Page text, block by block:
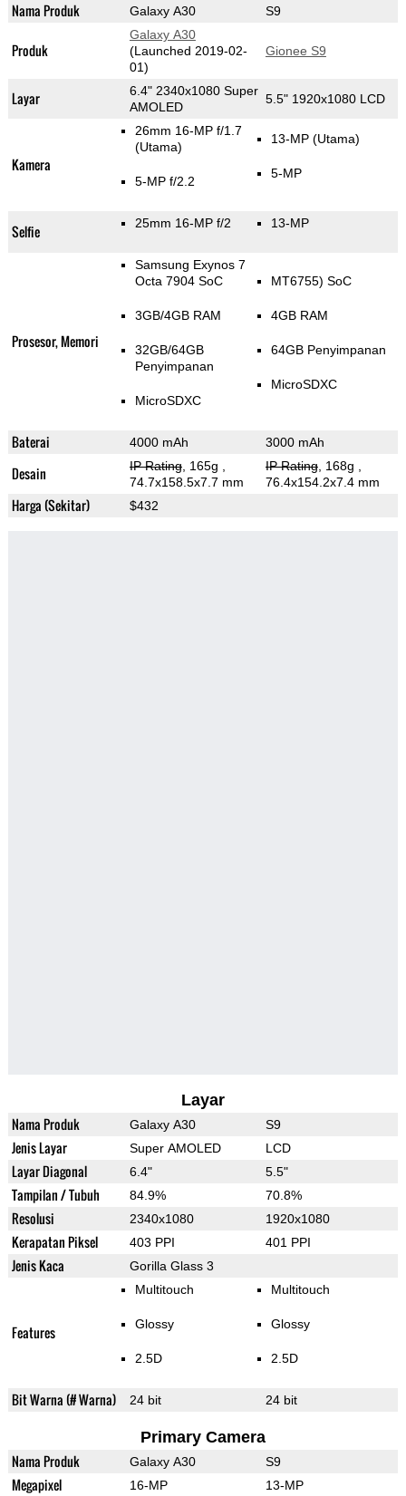
Nama Produk Galaxy A30 S9
Produk
Galaxy A30
(Launched 2019-02-
01)
Gionee S9
Layar
6.4" 2340x1080 Super
AMOLED
5.5" 1920x1080 LCD
Kamera
26mm 16-MP f/1.7
(Utama)
5-MP f/2.2
13-MP (Utama)
5-MP
Selfie 25mm 16-MP f/2 13-MP
Prosesor, Memori
Samsung Exynos 7
Octa 7904 SoC
3GB/4GB RAM
32GB/64GB
Penyimpanan
MicroSDXC
MT6755) SoC
4GB RAM
64GB Penyimpanan
MicroSDXC
Baterai 4000 mAh 3000 mAh
Desain IP Rating, 165g
74.7x158.5x7.7 mm
IP Rating, 168g
76.4x154.2x7.4 mm
Harga (Sekitar) $432
Layar
Nama Produk Galaxy A30 S9
Jenis Layar Super AMOLED LCD
Layar Diagonal 6.4" 5.5"
Tampilan / Tubuh 84.9% 70.8%
Resolusi 2340x1080 1920x1080
Kerapatan Piksel 403 PPI 401 PPI
Jenis Kaca Gorilla Glass 3
Features
Multitouch
Glossy
2.5D
Multitouch
Glossy
2.5D
Bit Warna (# Warna) 24 bit 24 bit
Primary Camera
Nama Produk Galaxy A30 S9
Megapixel 16-MP 13-MP